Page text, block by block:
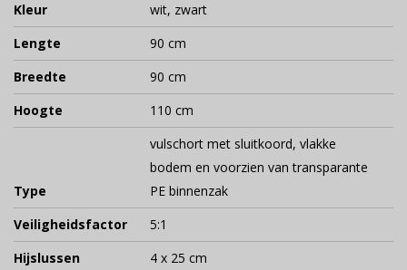
Kleur
wit, zwart
Lengte
90 cm
Breedte
90 cm
Hoogte
110 cm
Type
vulschort met sluitkoord, vlakke
bodem en voorzien van transparante
PE binnenzak
Veiligheidsfactor
5:1
Hijslussen
4 x 25 cm